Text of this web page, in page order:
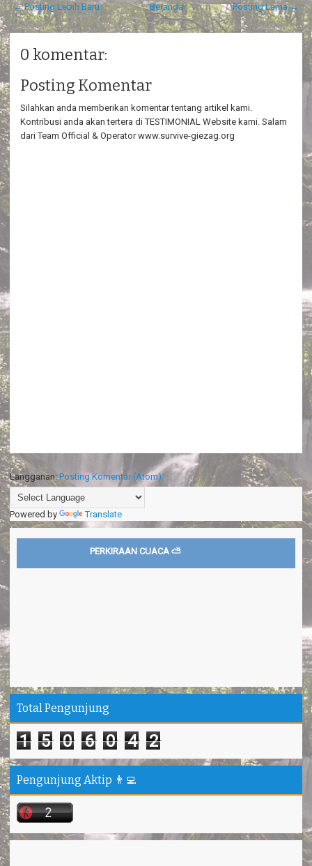
← Posting Lebih Baru Posting Lama →
Beranda
0 komentar:
Posting Komentar
Silahkan anda memberikan komentar tentang artikel kami.
Kontribusi anda akan tertera di TESTIMONIAL Website kami. Salam
dari Team Official & Operator www.survive-giezag.org
Langganan:Posting Komentar (Atom)
Powered by Translate
PERKIRAAN CUACA ⛅
Total Pengunjung
1 5 0 6 0 4 2
Pengunjung Aktip 👨‍💻